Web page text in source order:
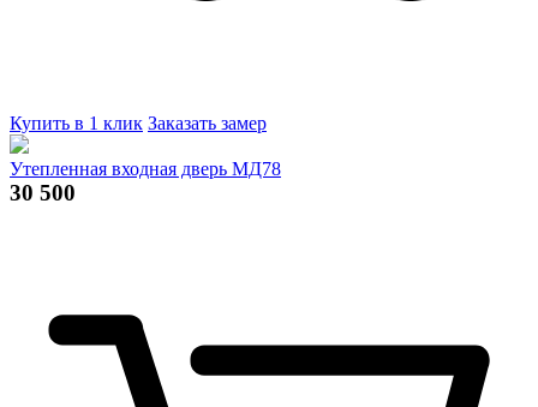
Купить в 1 клик Заказать замер
Утепленная входная дверь МД78
30 500